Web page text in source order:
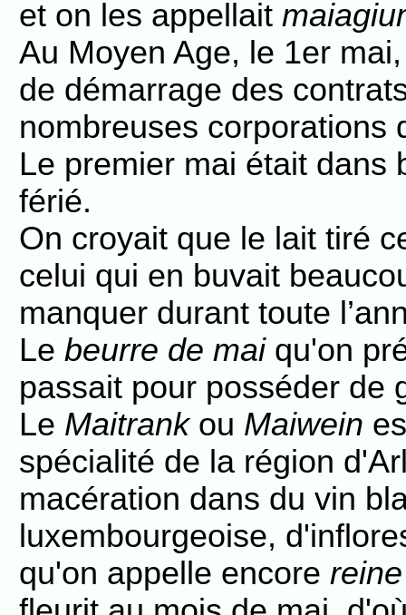
et on les appellait
Au Moyen Age, le 1er
de démarrage des
nombreuses corporations
Le premier mai était dans
férié.
On croyait que le lait tiré
celui qui en buvait
manquer durant toute
Le beurre de maiqu'on
passait pour posséder de
Le Maitrankou Maiwein
spécialité de la région
macération dans du vin
luxembourgeoise,
qu'on appelle encore